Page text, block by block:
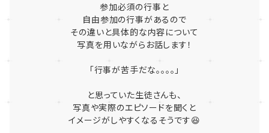
参加必須の行事と
自由参加の行事があるので
その違いと具体的な内容について
写真を用いながらお話します！
「行事が苦手だな。。。。」
と思っていた生徒さんも、
写真や実際のエピソードを聞くと
イメージがしやすくなるそうです😆